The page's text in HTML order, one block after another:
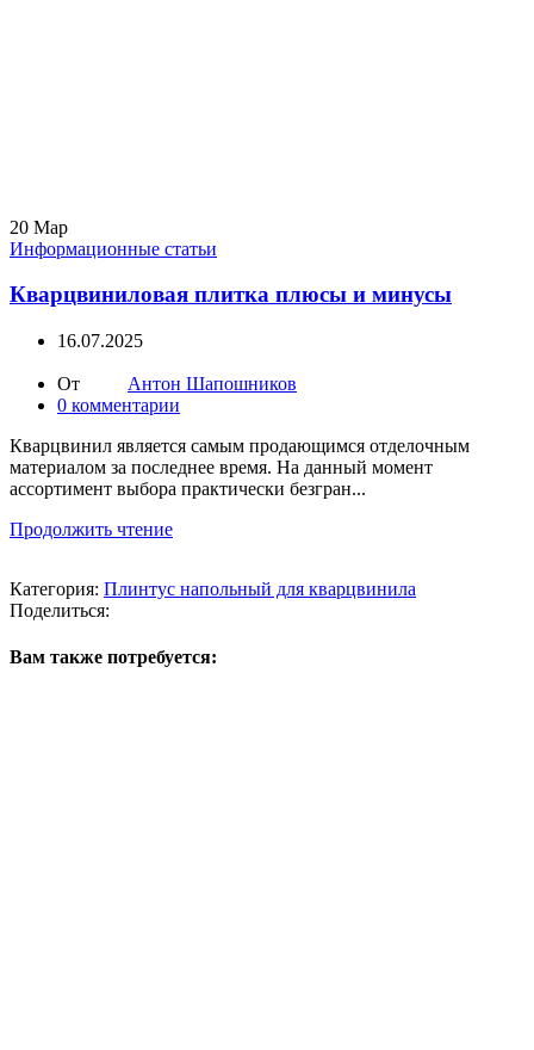
20 Мар
Информационные статьи
Кварцвиниловая плитка плюсы и минусы
16.07.2025
От
Антон Шапошников
0 комментарии
Кварцвинил является самым продающимся отделочным
материалом за последнее время. На данный момент
ассортимент выбора практически безгран...
Продолжить чтение
Категория: Плинтус напольный для кварцвинила
Поделиться:
Вам также потребуется: